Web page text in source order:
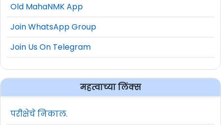
Old MahaNMK App
Join WhatsApp Group
Join Us On Telegram
महत्वाच्या लिंक्स
परीक्षेचे निकाल.